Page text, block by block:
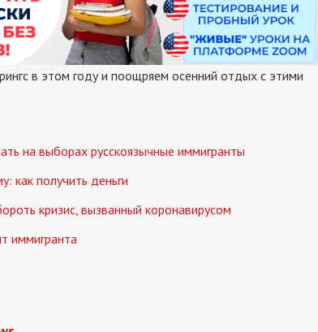
в этом году и поощряем осенний отдых с этими
на выборах русскоязычные иммигранты
как получить деньги
кризис, вызванный коронавирусом
иммигранта